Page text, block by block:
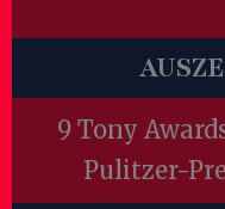
9 Tony
Pulitzer-